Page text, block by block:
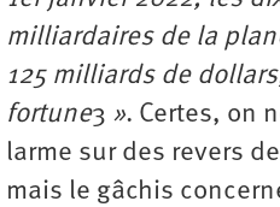
milliardaires de la
125 milliards de
fortune3 ». Certes, on
larme sur des revers
mais le gâchis